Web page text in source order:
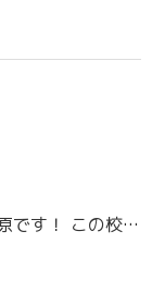
こんにちは！新人スタッフの榊原です！ この校舎に通っていたので知ってる人もいるかな～と思います。 早くみなさんと仲良くなりたいのでどんどん質問もってきてください！ よろしくおねがいします！ 東進衛星予備校 松任駅前校